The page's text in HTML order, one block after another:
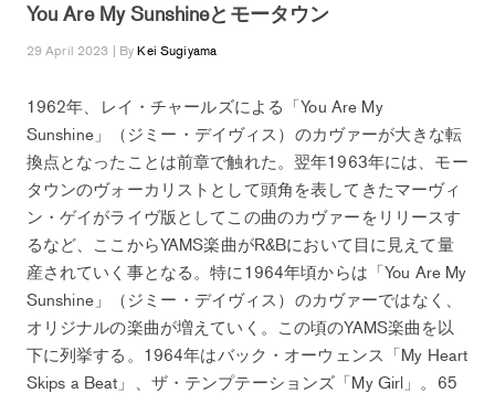
You Are My Sunshineとモータウン
29 April 2023 | ByKei Sugiyama
1962年、レイ・チャールズによる「You Are My
Sunshine」（ジミー・デイヴィス）のカヴァーが大きな転
換点となったことは前章で触れた。翌年1963年には、モー
タウンのヴォーカリストとして頭角を表してきたマーヴィ
ン・ゲイがライヴ版としてこの曲のカヴァーをリリースす
るなど、ここからYAMS楽曲がR&Bにおいて目に見えて量
産されていく事となる。特に1964年頃からは「You Are My
Sunshine」（ジミー・デイヴィス）のカヴァーではなく、
オリジナルの楽曲が増えていく。この頃のYAMS楽曲を以
下に列挙する。1964年はバック・オーウェンス「My Heart
Skips a Beat」、ザ・テンプテーションズ「My Girl」。65